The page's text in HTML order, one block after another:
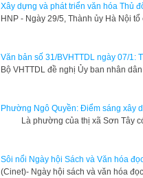
Xây dựng và phát triển văn hóa Thủ
​HNP - Ngày 29/5, Thành ủy Hà Nội
Văn bản số 31/BVHTTDL ngày 07/1:
Bộ VHTTDL đề nghị Ủy ban nhân
Phường Ngô Quyền: Điểm sáng xây
Là phường của thị xã Sơn Tây
Sôi nổi Ngày hội Sách và Văn hóa
​(Cinet)- Ngày hội sách và văn hóa